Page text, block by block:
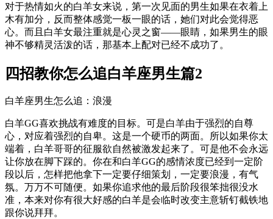
对于热情如火的白羊女来说，第一次见面的男生如果在衣着上
木有加分，反而整体感觉一板一眼的话，她们对此会觉得恶
心。而且白羊女最注重就是心灵之窗——眼睛，如果男生的眼
神不够精灵活泼的话，那基本上配对已经不成功了。
四招教你怎么追白羊座男生篇2
白羊座男生怎么追：浪漫
白羊GG喜欢挑战有难度的目标。可是白羊由于强烈的自尊
心，对应着强烈的自卑。这是一个硬币的两面。所以如果你太
端着，白羊哥哥的征服欲自然被激发起来了。可是他不会永远
让你放在脚下踩的。你在和白羊GG的感情浓度已经到一定阶
段以后，怎样把他拿下一定要仔细策划，一定要浪漫，有气
氛。万万不可随便。如果你追求他的最后阶段很笨拙很没水
准，本来对你有很大好感的白羊是会临时改变主意斩钉截铁地
跟你说拜拜。